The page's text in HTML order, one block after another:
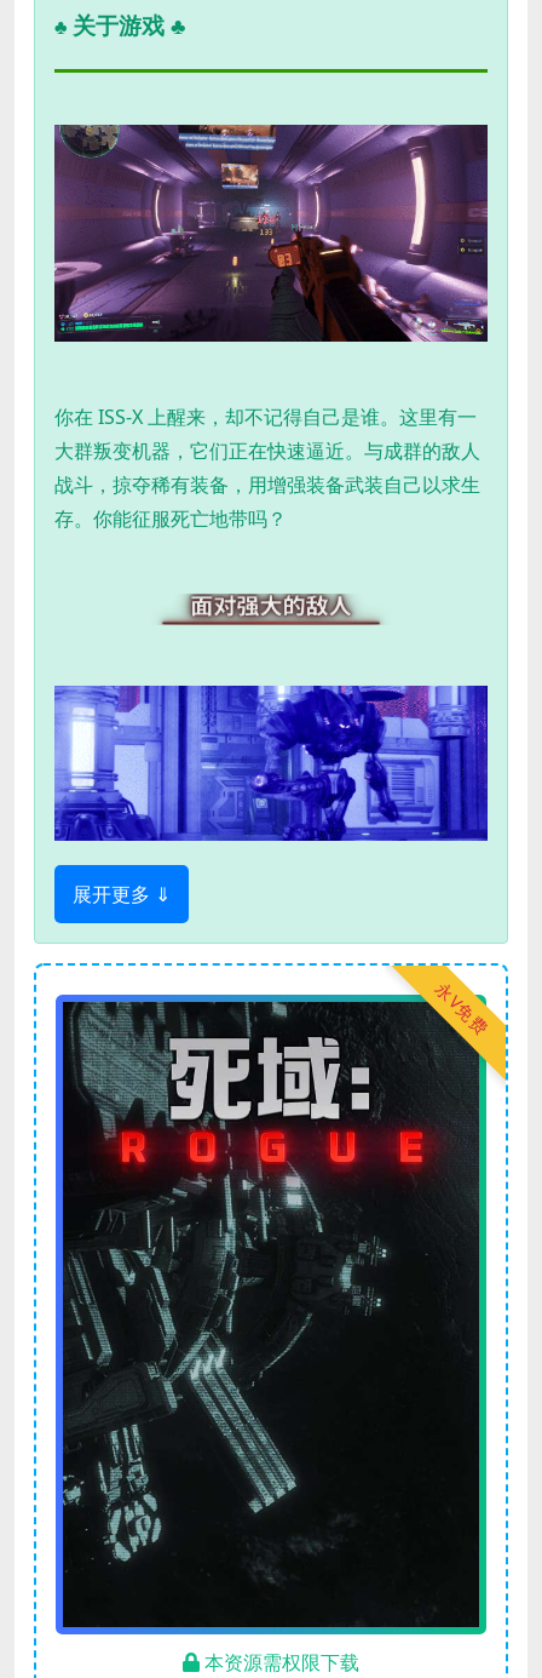
♣ 关于游戏 ♣
你在 ISS-X 上醒来，却不记得自己是谁。这里有一
大群叛变机器，它们正在快速逼近。与成群的敌人
战斗，掠夺稀有装备，用增强装备武装自己以求生
存。你能征服死亡地带吗？
展开更多 ⇓
永V免费
本资源需权限下载